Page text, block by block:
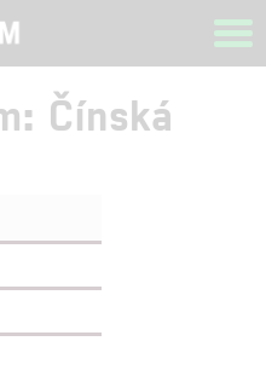
Čínská